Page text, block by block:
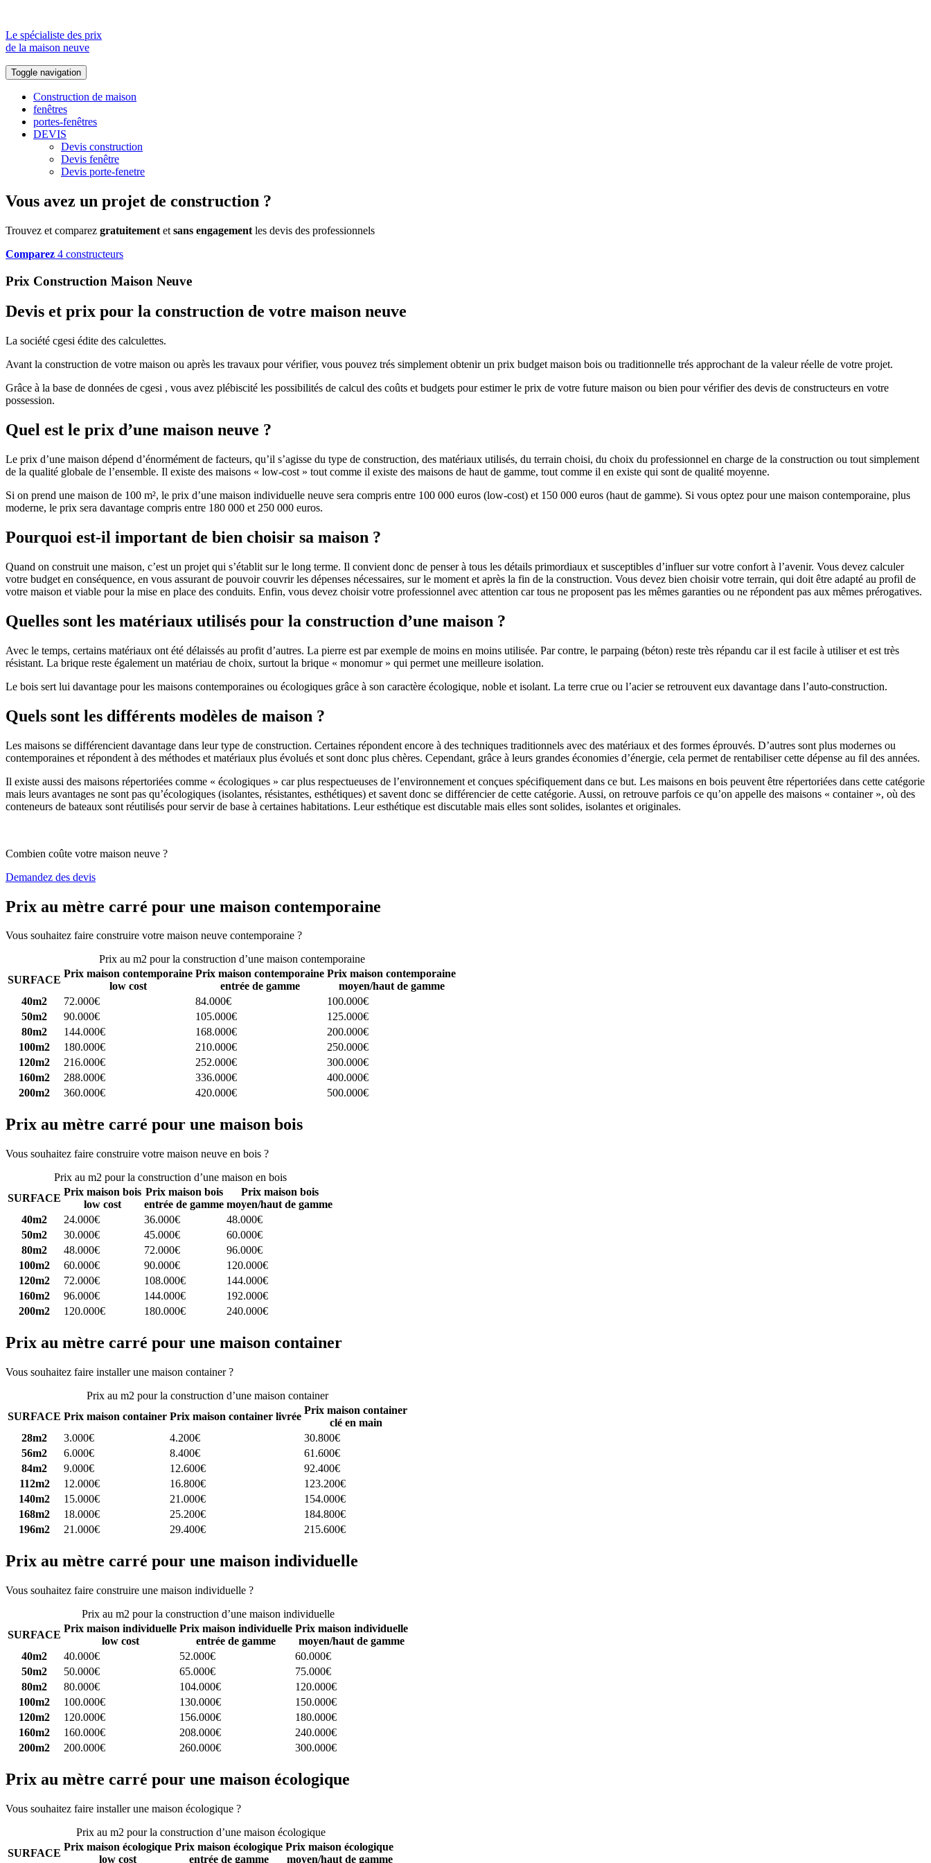
Le spécialiste des prix
de la maison neuve
Toggle navigation
Construction de maison
fenêtres
portes-fenêtres
DEVIS
Devis construction
Devis fenêtre
Devis porte-fenetre
Vous avez un projet de construction ?
Trouvez et comparez gratuitement et sans engagement les devis des professionnels
Comparez 4 constructeurs
Prix Construction Maison Neuve
Devis et prix pour la construction de votre maison neuve
La société cgesi édite des calculettes.
Avant la construction de votre maison ou après les travaux pour vérifier, vous pouvez trés simplement obtenir un prix budget maison bois ou traditionnelle trés approchant de la valeur réelle de votre projet.
Grâce à la base de données de cgesi , vous avez plébiscité les possibilités de calcul des coûts et budgets pour estimer le prix de votre future maison ou bien pour vérifier des devis de constructeurs en votre
possession.
Quel est le prix d’une maison neuve ?
Le prix d’une maison dépend d’énormément de facteurs, qu’il s’agisse du type de construction, des matériaux utilisés, du terrain choisi, du choix du professionnel en charge de la construction ou tout simplement
de la qualité globale de l’ensemble. Il existe des maisons « low-cost » tout comme il existe des maisons de haut de gamme, tout comme il en existe qui sont de qualité moyenne.
Si on prend une maison de 100 m², le prix d’une maison individuelle neuve sera compris entre 100 000 euros (low-cost) et 150 000 euros (haut de gamme). Si vous optez pour une maison contemporaine, plus
moderne, le prix sera davantage compris entre 180 000 et 250 000 euros.
Pourquoi est-il important de bien choisir sa maison ?
Quand on construit une maison, c’est un projet qui s’établit sur le long terme. Il convient donc de penser à tous les détails primordiaux et susceptibles d’influer sur votre confort à l’avenir. Vous devez calculer
votre budget en conséquence, en vous assurant de pouvoir couvrir les dépenses nécessaires, sur le moment et après la fin de la construction. Vous devez bien choisir votre terrain, qui doit être adapté au profil de
votre maison et viable pour la mise en place des conduits. Enfin, vous devez choisir votre professionnel avec attention car tous ne proposent pas les mêmes garanties ou ne répondent pas aux mêmes prérogatives.
Quelles sont les matériaux utilisés pour la construction d’une maison ?
Avec le temps, certains matériaux ont été délaissés au profit d’autres. La pierre est par exemple de moins en moins utilisée. Par contre, le parpaing (béton) reste très répandu car il est facile à utiliser et est très
résistant. La brique reste également un matériau de choix, surtout la brique « monomur » qui permet une meilleure isolation.
Le bois sert lui davantage pour les maisons contemporaines ou écologiques grâce à son caractère écologique, noble et isolant. La terre crue ou l’acier se retrouvent eux davantage dans l’auto-construction.
Quels sont les différents modèles de maison ?
Les maisons se différencient davantage dans leur type de construction. Certaines répondent encore à des techniques traditionnels avec des matériaux et des formes éprouvés. D’autres sont plus modernes ou
contemporaines et répondent à des méthodes et matériaux plus évolués et sont donc plus chères. Cependant, grâce à leurs grandes économies d’énergie, cela permet de rentabiliser cette dépense au fil des années.
Il existe aussi des maisons répertoriées comme « écologiques » car plus respectueuses de l’environnement et conçues spécifiquement dans ce but. Les maisons en bois peuvent être répertoriées dans cette catégorie
mais leurs avantages ne sont pas qu’écologiques (isolantes, résistantes, esthétiques) et savent donc se différencier de cette catégorie. Aussi, on retrouve parfois ce qu’on appelle des maisons « container », où des
conteneurs de bateaux sont réutilisés pour servir de base à certaines habitations. Leur esthétique est discutable mais elles sont solides, isolantes et originales.
Combien coûte votre maison neuve ?
Demandez des devis
Prix au mètre carré pour une maison contemporaine
Vous souhaitez faire construire votre maison neuve contemporaine ?
Prix au m2 pour la construction d’une maison contemporaine
SURFACE
Prix maison contemporaine
low cost
Prix maison contemporaine
entrée de gamme
Prix maison contemporaine
moyen/haut de gamme
40m2
72.000€ 84.000€
100.000€
50m2
90.000€ 105.000€
125.000€
80m2
144.000€ 168.000€
200.000€
100m2
180.000€ 210.000€
250.000€
120m2
216.000€ 252.000€
300.000€
160m2
288.000€ 336.000€
400.000€
200m2
360.000€ 420.000€ 500.000€
Prix au mètre carré pour une maison bois
Vous souhaitez faire construire votre maison neuve en bois ?
Prix au m2 pour la construction d’une maison en bois
SURFACE
Prix maison bois
low cost
Prix maison bois
entrée de gamme
Prix maison bois
moyen/haut de gamme
40m2
24.000€ 36.000€
48.000€
50m2
30.000€ 45.000€
60.000€
80m2
48.000€ 72.000€
96.000€
100m2
60.000€ 90.000€
120.000€
120m2
72.000€ 108.000€
144.000€
160m2
96.000€ 144.000€
192.000€
200m2
120.000€ 180.000€ 240.000€
Prix au mètre carré pour une maison container
Vous souhaitez faire installer une maison container ?
Prix au m2 pour la construction d’une maison container
SURFACE Prix maison container Prix maison container livrée
Prix maison container
clé en main
28m2
3.000€ 4.200€
30.800€
56m2
6.000€ 8.400€
61.600€
84m2
9.000€ 12.600€
92.400€
112m2
12.000€ 16.800€
123.200€
140m2
15.000€ 21.000€
154.000€
168m2
18.000€ 25.200€
184.800€
196m2
21.000€ 29.400€ 215.600€
Prix au mètre carré pour une maison individuelle
Vous souhaitez faire construire une maison individuelle ?
Prix au m2 pour la construction d’une maison individuelle
SURFACE
Prix maison individuelle
low cost
Prix maison individuelle
entrée de gamme
Prix maison individuelle
moyen/haut de gamme
40m2
40.000€ 52.000€
60.000€
50m2
50.000€ 65.000€
75.000€
80m2
80.000€ 104.000€
120.000€
100m2
100.000€ 130.000€
150.000€
120m2
120.000€ 156.000€
180.000€
160m2
160.000€ 208.000€
240.000€
200m2
200.000€ 260.000€ 300.000€
Prix au mètre carré pour une maison écologique
Vous souhaitez faire installer une maison écologique ?
Prix au m2 pour la construction d’une maison écologique
SURFACE
Prix maison écologique
low cost
Prix maison écologique
entrée de gamme
Prix maison écologique
moyen/haut de gamme